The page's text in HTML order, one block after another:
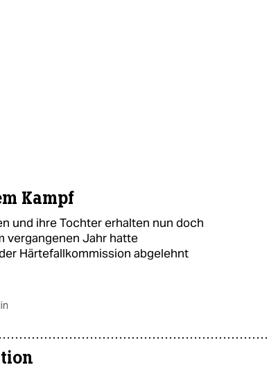
Kampf
und ihre Tochter erhalten nun doch
vergangenen Jahr hatte
Härtefallkommission abgelehnt